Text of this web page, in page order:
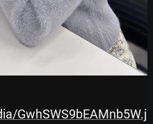
GwhSWS9bEAMnb5W.j